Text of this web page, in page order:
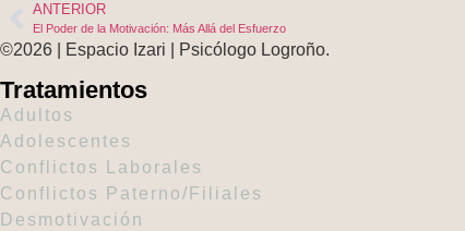
ANTERIOR
El Poder de la Motivación: Más Allá del Esfuerzo
©2026 | Espacio Izari | Psicólogo Logroño.
Tratamientos
Adultos
Adolescentes
Conflictos Laborales
Conflictos Paterno/Filiales
Desmotivación